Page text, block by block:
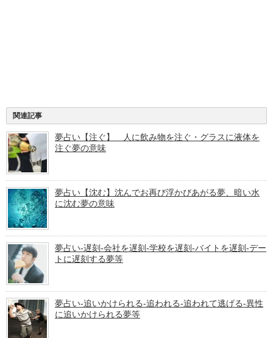
関連記事
夢占い【注ぐ】 人に飲み物を注ぐ・グラスに液体を
注ぐ夢の意味
夢占い【沈む】沈んでお再び浮かびあがる夢、暗い水
に沈む夢の意味
夢占い-遅刻-会社を遅刻-学校を遅刻-バイトを遅刻-デー
トに遅刻する夢等
夢占い-追いかけられる-追われる-追われて逃げる-異性
に追いかけられる夢等